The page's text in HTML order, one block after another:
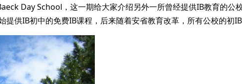
Day School，这一期给大家介绍另外一所曾经提供IB教育的
供IB初中的免费IB课程，后来随着安省教育改革，所有公校的初